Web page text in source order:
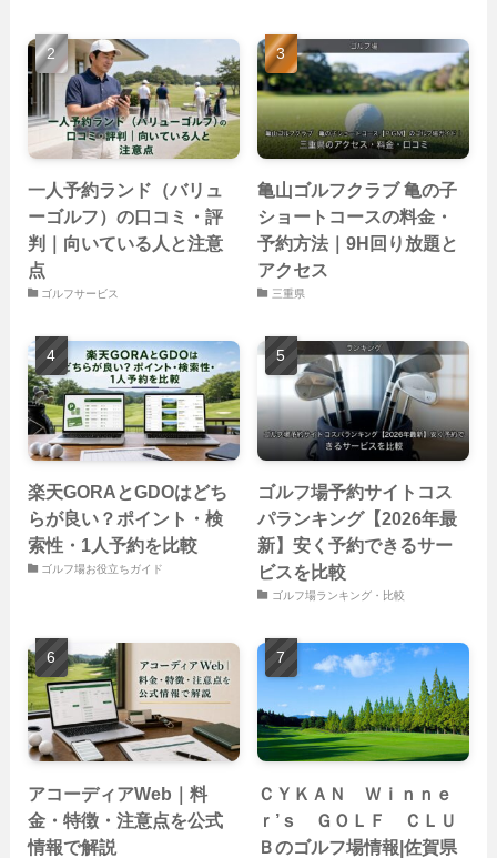
一人予約ランド（バリュ
ーゴルフ）の口コミ・評
判｜向いている人と注意
点
ゴルフサービス
亀山ゴルフクラブ 亀の子
ショートコースの料金・
予約方法｜9H回り放題と
アクセス
三重県
楽天GORAとGDOはどち
らが良い？ポイント・検
索性・1人予約を比較
ゴルフ場お役立ちガイド
ゴルフ場予約サイトコス
パランキング【2026年最
新】安く予約できるサー
ビスを比較
ゴルフ場ランキング・比較
アコーディアWeb｜料
金・特徴・注意点を公式
情報で解説
ＣＹＫＡＮ Ｗｉｎｎｅ
ｒ’ｓ ＧＯＬＦ ＣＬＵ
Ｂのゴルフ場情報|佐賀県